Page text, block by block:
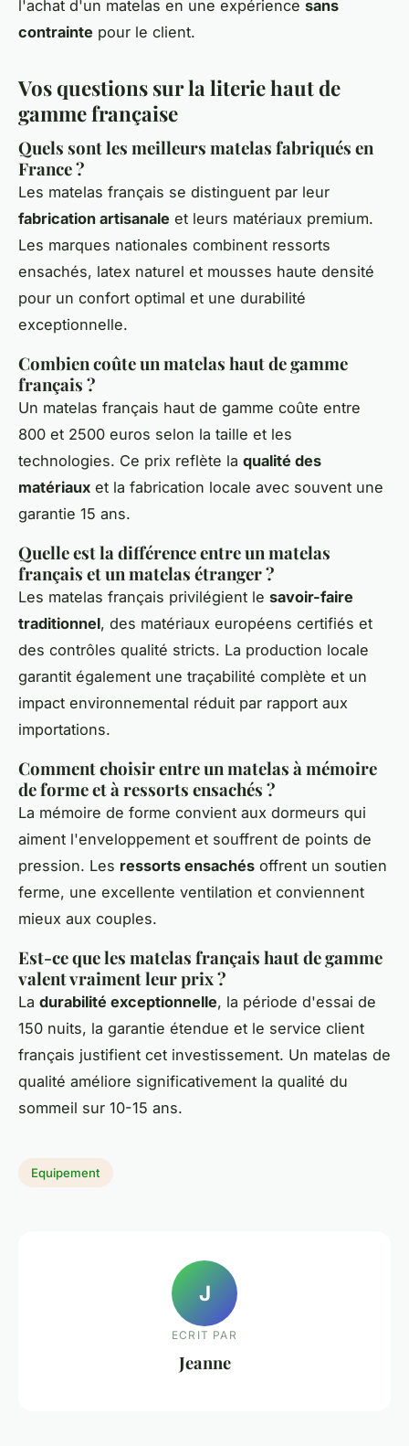
l'achat d'un matelas en une expérience sans
contrainte pour le client.
Vos questions sur la literie haut de
gamme française
Quels sont les meilleurs matelas fabriqués en
France ?
Les matelas français se distinguent par leur
fabrication artisanale et leurs matériaux premium.
Les marques nationales combinent ressorts
ensachés, latex naturel et mousses haute densité
pour un confort optimal et une durabilité
exceptionnelle.
Combien coûte un matelas haut de gamme
français ?
Un matelas français haut de gamme coûte entre
800 et 2500 euros selon la taille et les
technologies. Ce prix reflète la qualité des
matériaux et la fabrication locale avec souvent une
garantie 15 ans.
Quelle est la différence entre un matelas
français et un matelas étranger ?
Les matelas français privilégient le savoir-faire
traditionnel, des matériaux européens certifiés et
des contrôles qualité stricts. La production locale
garantit également une traçabilité complète et un
impact environnemental réduit par rapport aux
importations.
Comment choisir entre un matelas à mémoire
de forme et à ressorts ensachés ?
La mémoire de forme convient aux dormeurs qui
aiment l'enveloppement et souffrent de points de
pression. Les ressorts ensachés offrent un soutien
ferme, une excellente ventilation et conviennent
mieux aux couples.
Est-ce que les matelas français haut de gamme
valent vraiment leur prix ?
La durabilité exceptionnelle, la période d'essai de
150 nuits, la garantie étendue et le service client
français justifient cet investissement. Un matelas de
qualité améliore significativement la qualité du
sommeil sur 10-15 ans.
Equipement
J
ECRIT PAR
Jeanne